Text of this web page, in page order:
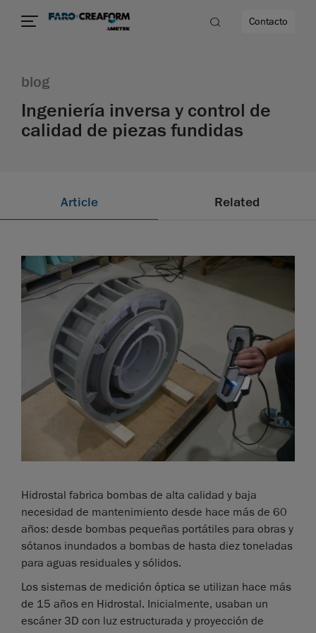
Contacto
blog
Ingeniería inversa y control de
calidad de piezas fundidas
Article Related
Hidrostal fabrica bombas de alta calidad y baja
necesidad de mantenimiento desde hace más de 60
años: desde bombas pequeñas portátiles para obras y
sótanos inundados a bombas de hasta diez toneladas
para aguas residuales y sólidos.
Los sistemas de medición óptica se utilizan hace más
de 15 años en Hidrostal. Inicialmente, usaban un
escáner 3D con luz estructurada y proyección de